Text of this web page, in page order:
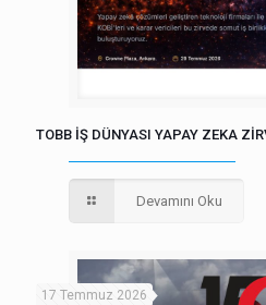
TOBB İŞ DÜNYASI YAPAY ZEKA
Devamını Oku
17 Temmuz 2026